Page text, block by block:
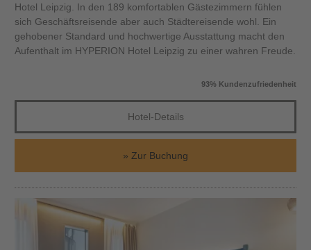
Hotel Leipzig. In den 189 komfortablen Gästezimmern fühlen
sich Geschäftsreisende aber auch Städtereisende wohl. Ein
gehobener Standard und hochwertige Ausstattung macht den
Aufenthalt im HYPERION Hotel Leipzig zu einer wahren Freude.
93% Kundenzufriedenheit
Hotel-Details
Zur Buchung